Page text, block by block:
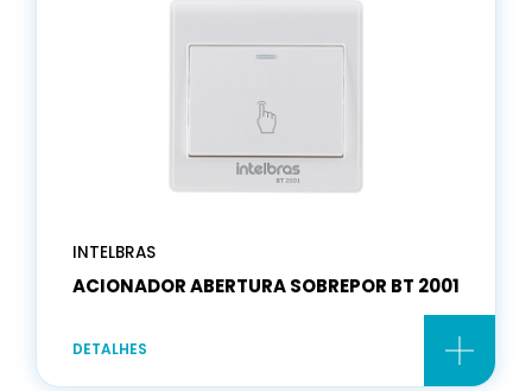
INTELBRAS
ACIONADOR ABERTURA SOBREPOR BT 2001
DETALHES